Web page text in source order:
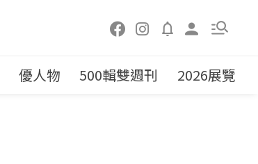
優人物 500輯雙週刊 2026展覽